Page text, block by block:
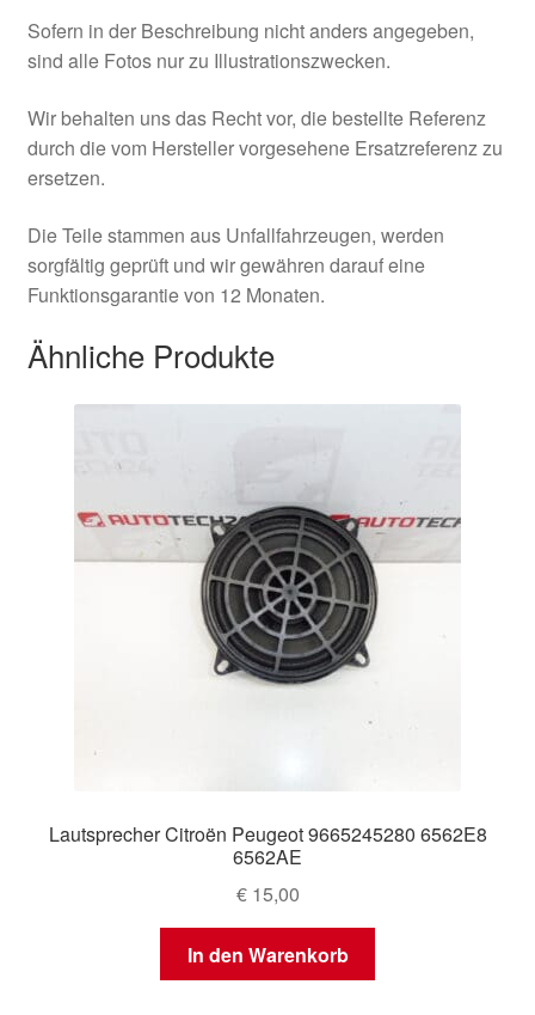
Sofern in der Beschreibung nicht anders angegeben,
sind alle Fotos nur zu Illustrationszwecken.
Wir behalten uns das Recht vor, die bestellte Referenz
durch die vom Hersteller vorgesehene Ersatzreferenz zu
ersetzen.
Die Teile stammen aus Unfallfahrzeugen, werden
sorgfältig geprüft und wir gewähren darauf eine
Funktionsgarantie von 12 Monaten.
Ähnliche Produkte
Lautsprecher Citroën Peugeot 9665245280 6562E8
6562AE
€15,00
In den Warenkorb